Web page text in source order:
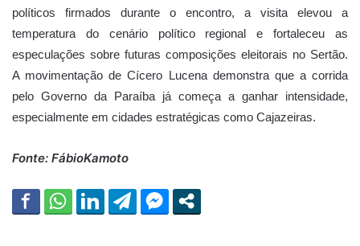
políticos firmados durante o encontro, a visita elevou a
temperatura do cenário político regional e fortaleceu as
especulações sobre futuras composições eleitorais no Sertão.
A movimentação de Cícero Lucena demonstra que a corrida
pelo Governo da Paraíba já começa a ganhar intensidade,
especialmente em cidades estratégicas como Cajazeiras.
Fonte: FábioKamoto